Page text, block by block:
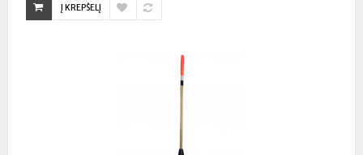
Į KREPŠELĮ